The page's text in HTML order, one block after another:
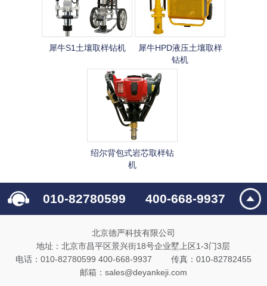
犀牛S1土壤取样钻机
犀牛HPD液压土壤取样
钻机
绍尔背包式岩芯取样钻
机
010-82780599 400-668-9937
北京德严科技有限公司
地址：北京市昌平区景兴街18号企业墅上区1-3门3层
电话： 010-82780599 400-668-9937
传真：010-82782455
邮箱：sales@deyankeji.com